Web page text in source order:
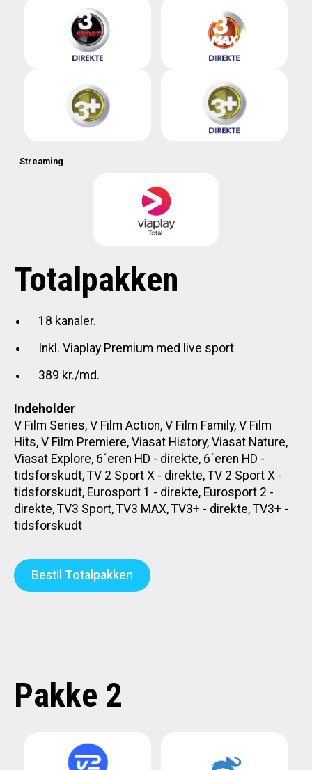
Streaming
Totalpakken
18 kanaler.
Inkl. Viaplay Premium med live sport
389 kr./md.
Indeholder
V Film Series, V Film Action, V Film Family, V Film
Hits, V Film Premiere, Viasat History, Viasat Nature,
Viasat Explore, 6´eren HD - direkte, 6´eren HD -
tidsforskudt, TV 2 Sport X - direkte, TV 2 Sport X -
tidsforskudt, Eurosport 1 - direkte, Eurosport 2 -
direkte, TV3 Sport, TV3 MAX, TV3+ - direkte, TV3+ -
tidsforskudt
Bestil Totalpakken
Pakke 2